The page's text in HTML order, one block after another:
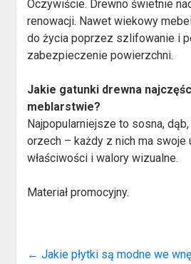
Oczywiście. Drewno świetnie
renowacji. Nawet wiekowy
do życia poprzez szlifowanie i
zabezpieczenie powierzchni.
Jakie gatunki drewna
meblarstwie?
Najpopularniejsze to sosna,
orzech – każdy z nich ma swoje
właściwości i walory wizualne.
Materiał promocyjny.
← Jakie płytki są modne we